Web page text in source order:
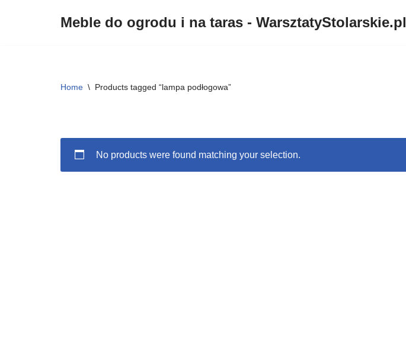
Meble do ogrodu i na taras - WarsztatyStolarskie.pl
Home \ Products tagged “lampa podłogowa”
No products were found matching your selection.